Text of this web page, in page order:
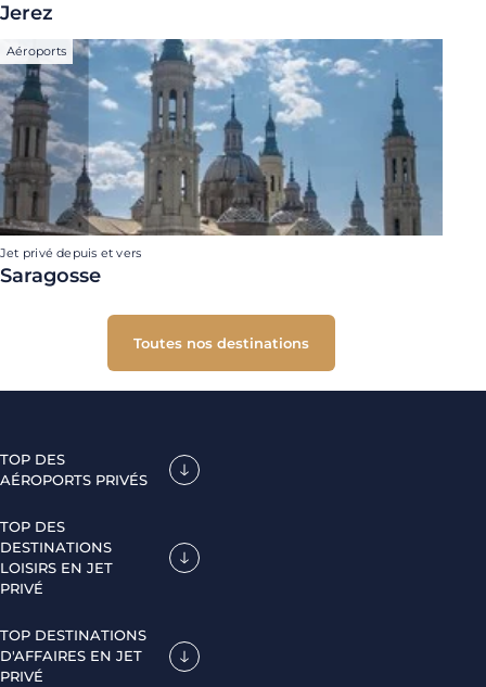
Jerez
Aéroports
Jet privé depuis et vers
Saragosse
Toutes nos destinations
TOP DES
AÉROPORTS PRIVÉS
TOP DES
DESTINATIONS
LOISIRS EN JET
PRIVÉ
TOP DESTINATIONS
D'AFFAIRES EN JET
PRIVÉ